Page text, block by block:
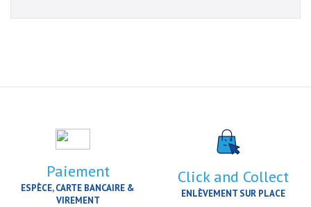
Paiement
ESPÈCE, CARTE BANCAIRE &
VIREMENT
Click and Collect
ENLÈVEMENT SUR PLACE